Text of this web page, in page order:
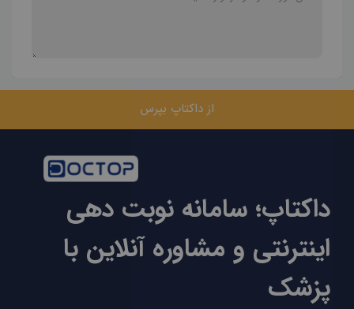
از داکتاپ بپرس
داکتاپ؛ سامانه نوبت دهی
اینترنتی و مشاوره آنلاین با
پزشک